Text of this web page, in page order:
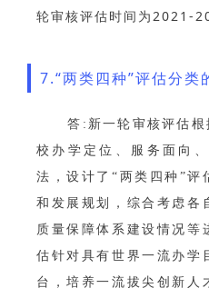
轮审核评估时间为2021-
7.“两类四种”评估分类
答:新一轮审核评估
校办学定位、服务面向
法，设计了“两类四种”评
和发展规划，综合考虑各
质量保障体系建设情况等
估针对具有世界一流办学
台，培养一流拔尖创新人